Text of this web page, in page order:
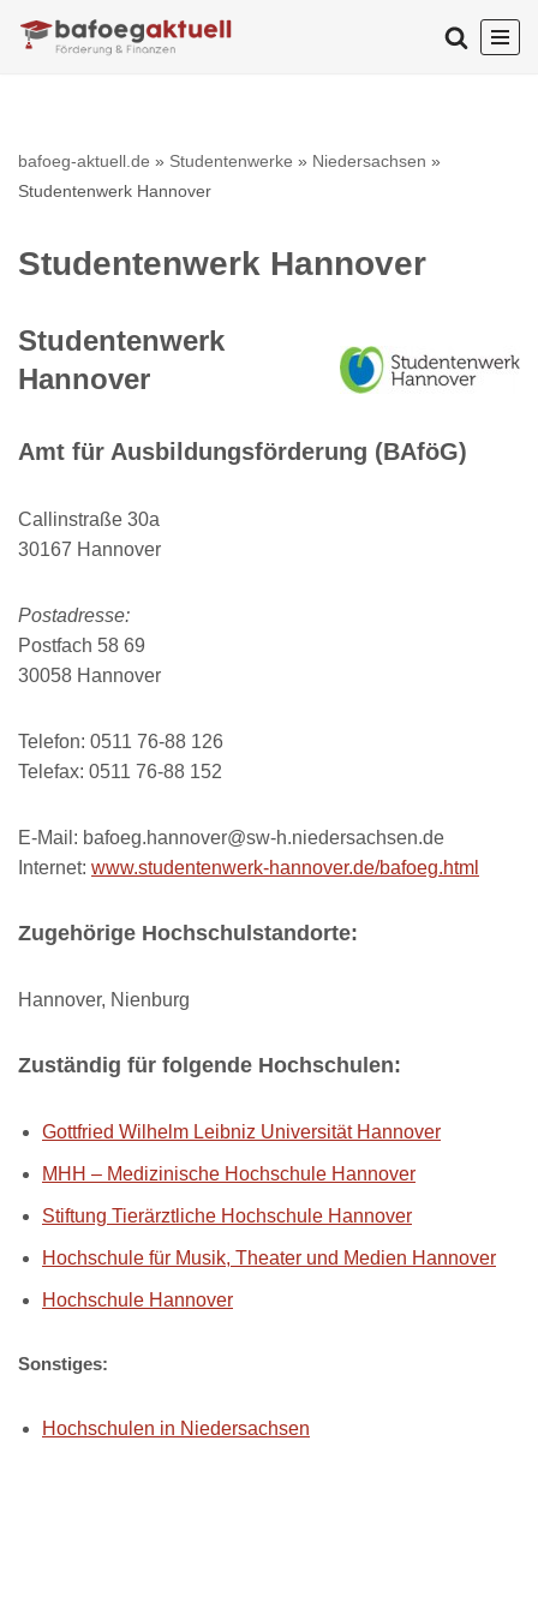
bafoeg-aktuell.de » Studentenwerke » Niedersachsen »
Studentenwerk Hannover
Studentenwerk Hannover
Studentenwerk
Hannover
Amt für Ausbildungsförderung (BAföG)
Callinstraße 30a
30167 Hannover
Postadresse:
Postfach 58 69
30058 Hannover
Telefon: 0511 76-88 126
Telefax: 0511 76-88 152
E-Mail: bafoeg.hannover@sw-h.niedersachsen.de
Internet: www.studentenwerk-hannover.de/bafoeg.html
Zugehörige Hochschulstandorte:
Hannover, Nienburg
Zuständig für folgende Hochschulen:
Gottfried Wilhelm Leibniz Universität Hannover
MHH – Medizinische Hochschule Hannover
Stiftung Tierärztliche Hochschule Hannover
Hochschule für Musik, Theater und Medien Hannover
Hochschule Hannover
Sonstiges:
Hochschulen in Niedersachsen